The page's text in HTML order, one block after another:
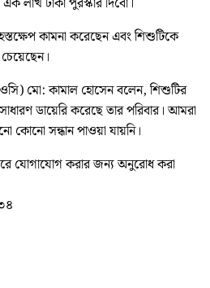
কামনা করেছেন এবং শিশুটিকে
(ওসি) মো: কামাল হোসেন বলেন, শিশুটির
ডায়েরি করেছে তার পরিবার। আমরা
কোনো সন্ধান পাওয়া যায়নি।
যোগাযোগ করার জন্য অনুরোধ করা